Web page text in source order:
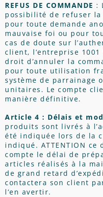
REFUS DE COMMANDE :
possibilité de refuser la
pour toute demande
mauvaise foi ou pour
cas de doute sur
client, l’entreprise 1001
droit d’annuler la
pour toute utilisation
système de parrainage
unitaires. Le compte
manière définitive.
Article 4 : Délais et
produits sont livrés à
été indiquée lors de la
indiqué. ATTENTION
compte le délai de
articles réalisés à la
de grand retard
contactera son client
l’en avertir.